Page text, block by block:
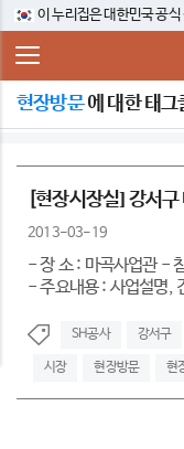
이 누리집은 대한민국 공
현장방문에 대한 태그
[현장시장실] 강서
2013-03-19
- 장 소 : 마곡사업관 -
- 주요내용 : 사업설명,
SH공사 강서구
시장 현장방문 현